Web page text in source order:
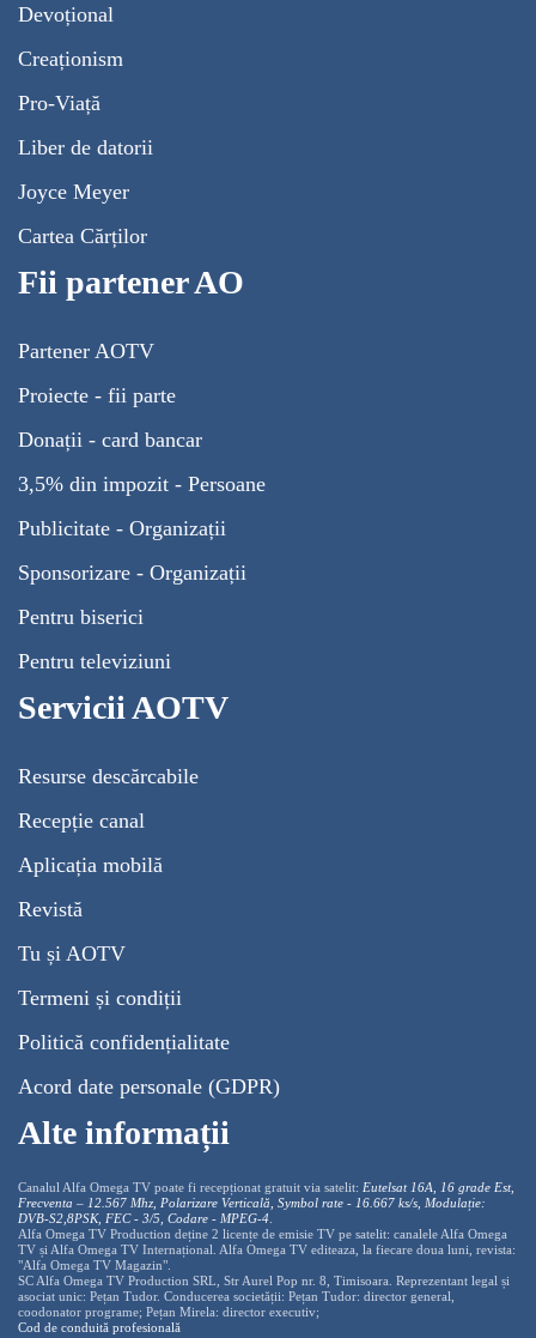
Devoțional
Creaționism
Pro-Viață
Liber de datorii
Joyce Meyer
Cartea Cărților
Fii partener AO
Partener AOTV
Proiecte - fii parte
Donații - card bancar
3,5% din impozit - Persoane
Publicitate - Organizații
Sponsorizare - Organizații
Pentru biserici
Pentru televiziuni
Servicii AOTV
Resurse descărcabile
Recepție canal
Aplicația mobilă
Revistă
Tu și AOTV
Termeni și condiții
Politică confidențialitate
Acord date personale (GDPR)
Alte informații
Canalul Alfa Omega TV poate fi recepționat gratuit via satelit: Eutelsat 16A, 16 grade Est,
Frecventa – 12.567 Mhz, Polarizare Verticală, Symbol rate - 16.667 ks/s, Modulație:
DVB-S2,8PSK, FEC - 3/5, Codare - MPEG-4
Alfa Omega TV Production deține 2 licențe de emisie TV pe satelit: canalele Alfa Omega
TV și Alfa Omega TV Internațional. Alfa Omega TV editeaza, la fiecare doua luni, revista:
"Alfa Omega TV Magazin".
SC Alfa Omega TV Production SRL, Str Aurel Pop nr. 8, Timisoara. Reprezentant legal și
asociat unic: Pețan Tudor. Conducerea societății: Pețan Tudor: director general,
coodonator programe; Pețan Mirela: director executiv;
Cod de conduită profesională